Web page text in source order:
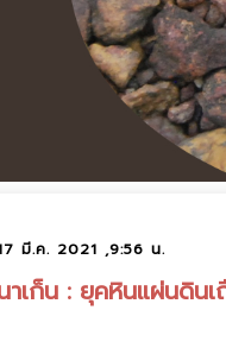
มี.ค. 2021 ,9:56 น.
าเก็น : ยุคหินแผ่นดิน